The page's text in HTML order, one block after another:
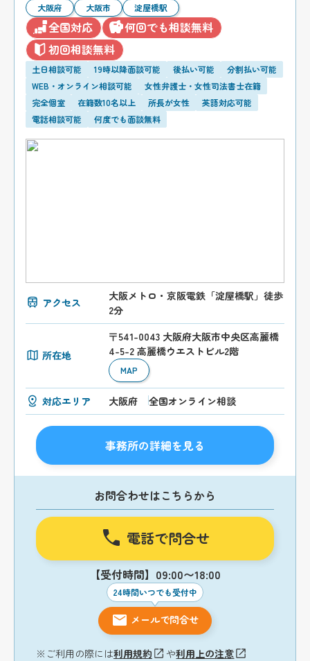
大阪府 大阪市 淀屋橋駅
全国対応
何回でも相談無料
初回相談無料
土日相談可能 19時以降面談可能 後払い可能
分割払い可能
WEB・オンライン相談可能
女性弁護士・女性司法書士在籍
完全個室
在籍数10名以上 所長が女性
英語対応可能
電話相談可能
何度でも面談無料
アクセス
大阪メトロ・京阪電鉄「淀屋橋駅」徒歩
2分
所在地
〒541-0043 大阪府大阪市中央区高麗橋
4-5-2 高麗橋ウエストビル2階
MAP
対応エリア 大阪府 全国オンライン相談
事務所の詳細を見る
お問合わせはこちらから
電話で問合せ
【受付時間】09:00〜18:00
24時間いつでも受付中
メールで問合せ
※ご利用の際には利用規約 や利用上の注意